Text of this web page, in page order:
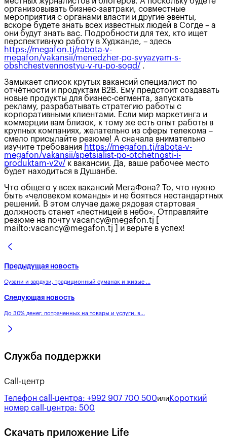
организовывать бизнес-завтраки, совместные
мероприятия с органами власти и другие эвенты,
вскоре будете знать всех известных людей в Согде – а
они будут знать вас. Подробности для тех, кто ищет
перспективную работу в Худжанде, – здесь
https://megafon.tj/rabota-v-
megafon/vakansii/menedzher-po-svyazyam-s-
obshchestvennostyu-v-ru-po-sogd/ .
Замыкает список крутых вакансий специалист по
отчётности и продуктам B2B. Ему предстоит создавать
новые продукты для бизнес-сегмента, запускать
рекламу, разрабатывать стратегию работы с
корпоративными клиентами. Если мир маркетинга и
коммерции вам близок, к тому же есть опыт работы в
крупных компаниях, желательно из сферы телекома –
смело присылайте резюме! А сначала внимательно
изучите требования https://megafon.tj/rabota-v-
megafon/vakansii/spetsialist-po-otchetnosti-i-
produktam-v2v/ к вакансии. Да, ваше рабочее место
будет находиться в Душанбе.
Что общего у всех вакансий МегаФона? То, что нужно
быть «человеком команды» и не бояться нестандартных
решений. В этом случае даже рядовая стартовая
должность станет «лестницей в небо». Отправляйте
резюме на почту vacancy@megafon.tj [
mailto:vacancy@megafon.tj ] и верьте в успех!
Предыдущая новость
Сузани и зардузи, традиционный суманак и живые ...
Следующая новость
До 30% денег, потраченных на товары и услуги, в...
Служба поддержки
Call-центр
Телефон call-центра: +992 907 700 500или Короткий
номер call-центра: 500
Скачать приложение Life